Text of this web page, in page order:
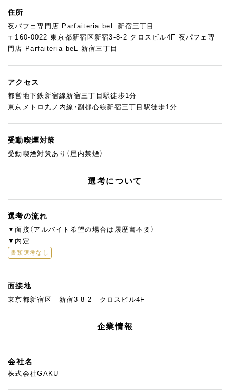
とわからないと思います。
笑顔で仕事できる空間作りを心掛けています。
と結局、ありがちな綺麗ごとを書いてると思われるかもしれませ
住所
夜パフェ専門店 Parfaiteria beL 新宿三丁目
〒160-0022 東京都新宿区新宿3-8-2 クロスビル4F 夜パフェ専
門店 Parfaiteria beL 新宿三丁目
アクセス
都営地下鉄新宿線新宿三丁目駅徒歩1分
東京メトロ丸ノ内線・副都心線新宿三丁目駅徒歩1分
受動喫煙対策
受動喫煙対策あり（屋内禁煙）
選考について
選考の流れ
▼面接（アルバイト希望の場合は履歴書不要）
▼内定
書類選考なし
面接地
東京都新宿区 新宿3-8-2 クロスビル4F
企業情報
会社名
株式会社GAKU